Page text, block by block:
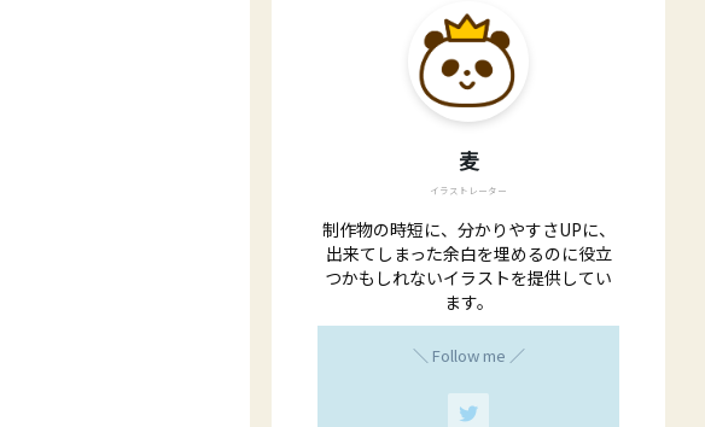
麦
イラストレーター
制作物の時短に、分かりやすさUPに、
出来てしまった余白を埋めるのに役立
つかもしれないイラストを提供してい
ます。
＼ Follow me ／